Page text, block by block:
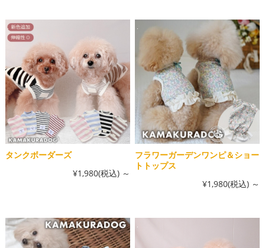
タンクボーダーズ
¥1,980(税込) ～
フラワーガーデンワンピ＆ショー
トトップス
¥1,980(税込) ～